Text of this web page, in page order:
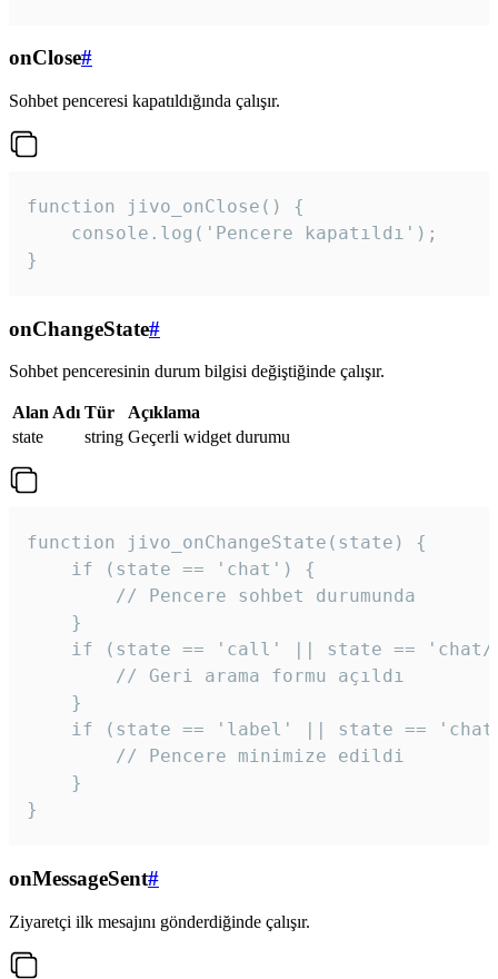
onClose#
Sohbet penceresi kapatıldığında çalışır.
function jivo_onClose() {
    console.log('Pencere kapatıldı');
}
onChangeState#
Sohbet penceresinin durum bilgisi değiştiğinde çalışır.
Alan Adı Tür
Açıklama
state
string Geçerli widget durumu
function jivo_onChangeState(state) {
    if (state == 'chat') {
        // Pencere sohbet durumunda
    }
if (state == 'call' || state ==
        // Geri arama formu açıldı
    }
if (state == 'label' || state ==
        // Pencere minimize edildi
    }
}
onMessageSent#
Ziyaretçi ilk mesajını gönderdiğinde çalışır.